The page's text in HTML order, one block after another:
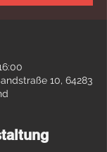
10, 64283